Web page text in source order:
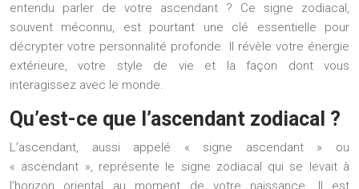
entendu parler de votre ascendant ? Ce signe zodiacal,
souvent méconnu, est pourtant une clé essentielle pour
décrypter votre personnalité profonde. Il révèle votre énergie
extérieure, votre style de vie et la façon dont vous
interagissez avec le monde.
Qu’est-ce que l’ascendant zodiacal ?
L’ascendant, aussi appelé « signe ascendant » ou
« ascendant », représente le signe zodiacal qui se levait à
l’horizon oriental au moment de votre naissance. Il est